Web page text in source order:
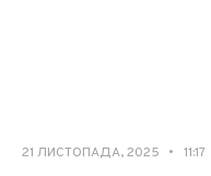
21 ЛИСТОПАДА, 2025 • 11:17